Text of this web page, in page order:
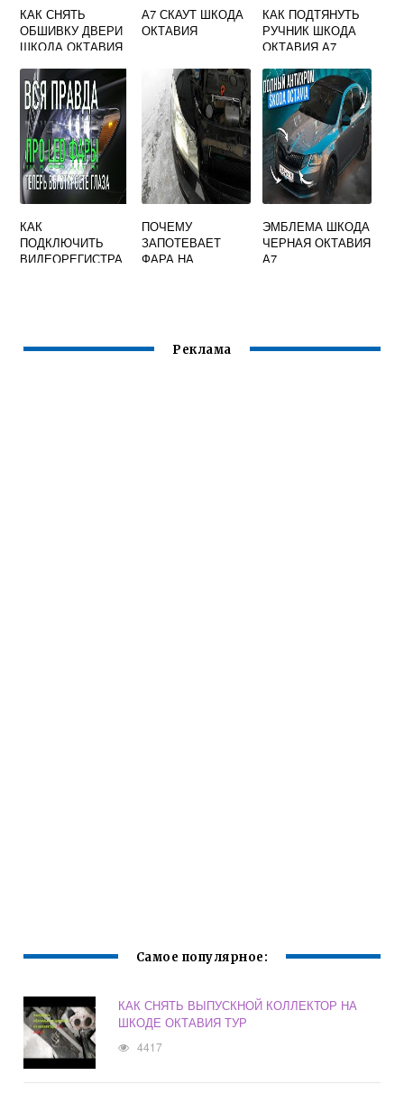
КАК СНЯТЬ
ОБШИВКУ ДВЕРИ
ШКОДА ОКТАВИЯ
А7 СКАУТ ШКОДА
ОКТАВИЯ
КАК ПОДТЯНУТЬ
РУЧНИК ШКОДА
ОКТАВИЯ А7
КАК
ПОДКЛЮЧИТЬ
ВИДЕОРЕГИСТРА
ПОЧЕМУ
ЗАПОТЕВАЕТ
ФАРА НА
ЭМБЛЕМА ШКОДА
ЧЕРНАЯ ОКТАВИЯ
А7
Реклама
Самое популярное:
КАК СНЯТЬ ВЫПУСКНОЙ КОЛЛЕКТОР НА
ШКОДЕ ОКТАВИЯ ТУР
4417